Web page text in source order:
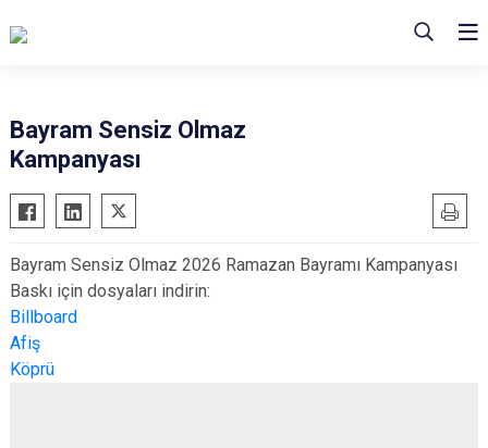
Bayram Sensiz Olmaz
Kampanyası
Bayram Sensiz Olmaz 2026 Ramazan Bayramı Kampanyası
Baskı için dosyaları indirin:
Billboard
Afiş
Köprü